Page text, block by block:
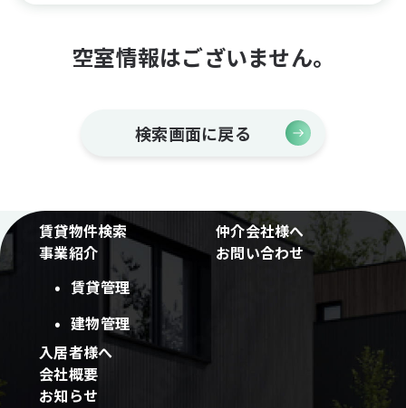
空室情報はございません。
検索画面に戻る
賃貸物件検索
事業紹介
賃貸管理
建物管理
入居者様へ
会社概要
お知らせ
仲介会社様へ
お問い合わせ